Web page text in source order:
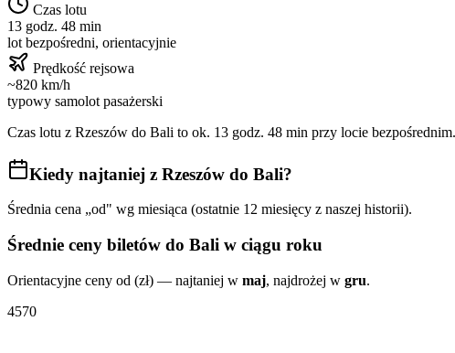
Czas lotu
13 godz. 48 min
lot bezpośredni, orientacyjnie
Prędkość rejsowa
~820 km/h
typowy samolot pasażerski
Czas lotu z Rzeszów do Bali to ok. 13 godz. 48 min przy locie
Kiedy najtaniej z Rzeszów do Bali?
Średnia cena „od" wg miesiąca (ostatnie 12 miesięcy z naszej historii).
Średnie ceny biletów do Bali w ciągu roku
Orientacyjne ceny od (zł) — najtaniej w maj, najdrożej w gru.
4570